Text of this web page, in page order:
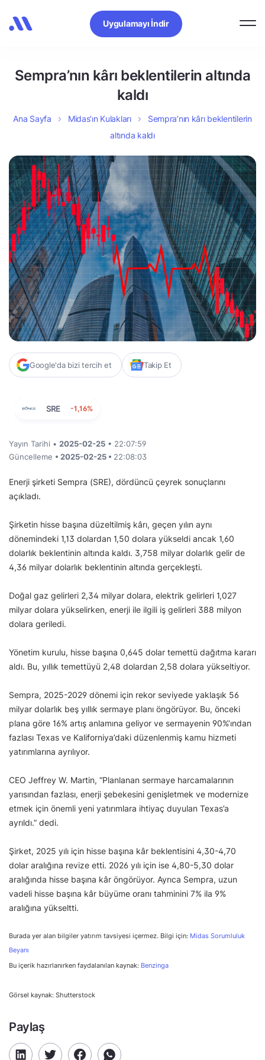
Uygulamayı İndir
Sempra’nın kârı beklentilerin altında
kaldı
Ana Sayfa Midas’ın Kulakları
Sempra’nın kârı beklentilerin
altında kaldı
Google'da bizi tercih et Takip Et
SRE -1,16%
Yayın Tarihi • 2025-02-25 • 22:07:59
Güncelleme • 2025-02-25 • 22:08:03
Enerji şirketi Sempra (SRE), dördüncü çeyrek sonuçlarını
açıkladı.
Şirketin hisse başına düzeltilmiş kârı, geçen yılın aynı
dönemindeki 1,13 dolardan 1,50 dolara yükseldi ancak 1,60
dolarlık beklentinin altında kaldı. 3,758 milyar dolarlık gelir de
4,36 milyar dolarlık beklentinin altında gerçekleşti.
Doğal gaz gelirleri 2,34 milyar dolara, elektrik gelirleri 1,027
milyar dolara yükselirken, enerji ile ilgili iş gelirleri 388 milyon
dolara geriledi.
Yönetim kurulu, hisse başına 0,645 dolar temettü dağıtma kararı
aldı. Bu, yıllık temettüyü 2,48 dolardan 2,58 dolara yükseltiyor.
Sempra, 2025-2029 dönemi için rekor seviyede yaklaşık 56
milyar dolarlık beş yıllık sermaye planı öngörüyor. Bu, önceki
plana göre 16% artış anlamına geliyor ve sermayenin 90%’ından
fazlası Texas ve Kaliforniya’daki düzenlenmiş kamu hizmeti
yatırımlarına ayrılıyor.
CEO Jeffrey W. Martin, “Planlanan sermaye harcamalarının
yarısından fazlası, enerji şebekesini genişletmek ve modernize
etmek için önemli yeni yatırımlara ihtiyaç duyulan Texas’a
ayrıldı.” dedi.
Şirket, 2025 yılı için hisse başına kâr beklentisini 4,30-4,70
dolar aralığına revize etti. 2026 yılı için ise 4,80-5,30 dolar
aralığında hisse başına kâr öngörüyor. Ayrıca Sempra, uzun
vadeli hisse başına kâr büyüme oranı tahminini 7% ila 9%
aralığına yükseltti.
Burada yer alan bilgiler yatırım tavsiyesi içermez. Bilgi için: Midas Sorumluluk
Beyanı
Bu içerik hazırlanırken faydalanılan kaynak: Benzinga
Görsel kaynak: Shutterstock
Paylaş